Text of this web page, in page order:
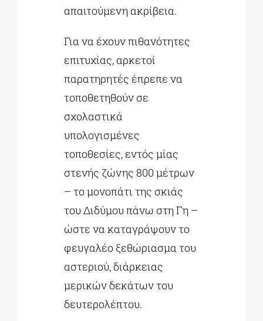
απαιτούμενη ακρίβεια.
Για να έχουν πιθανότητες
επιτυχίας, αρκετοί
παρατηρητές έπρεπε να
τοποθετηθούν σε
σχολαστικά
υπολογισμένες
τοποθεσίες, εντός μίας
στενής ζώνης 800 μέτρων
– το μονοπάτι της σκιάς
του Διδύμου πάνω στη Γη –
ώστε να καταγράψουν το
φευγαλέο ξεθώριασμα του
αστεριού, διάρκειας
μερικών δεκάτων του
δευτερολέπτου.